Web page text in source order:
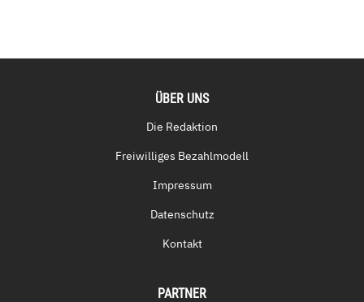
ÜBER UNS
Die Redaktion
Freiwilliges Bezahlmodell
Impressum
Datenschutz
Kontakt
PARTNER